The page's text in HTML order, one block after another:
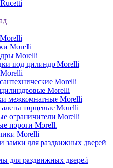
Morelli
Morelli
под цилиндр Morelli
Morelli
Morelli
межкомнатные Morelli
торцевые Morelli
ограничители Morelli
пороги Morelli
Morelli
замки для раздвижных дверей
для раздвижных дверей